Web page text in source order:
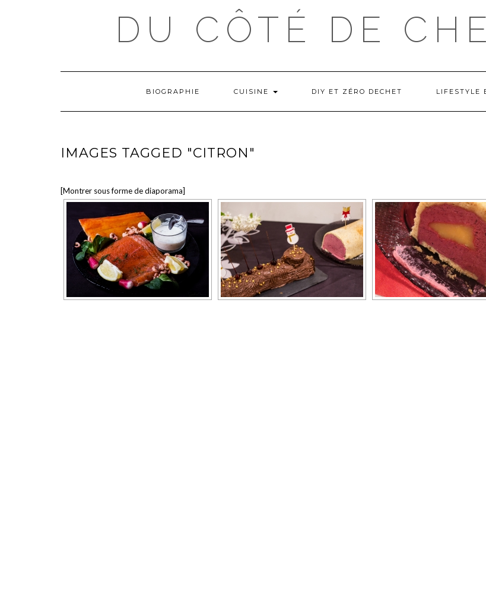
DU CÔTÉ DE
BIOGRAPHIE CUISINE DIY ET ZÉRO DECHET LIFESTYLE
IMAGES TAGGED "CITRON"
[Montrer sous forme de diaporama]